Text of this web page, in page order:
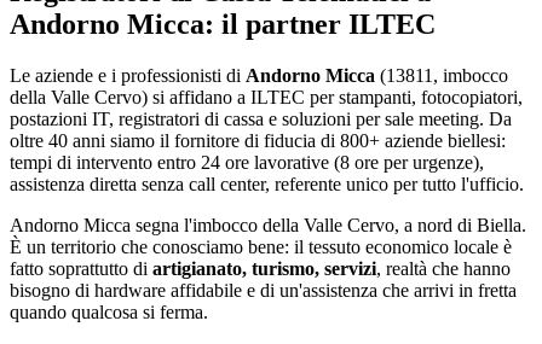
Andorno Micca: il partner ILTEC
Le aziende e i professionisti di Andorno Micca (13811, imbocco
della Valle Cervo) si affidano a ILTEC per stampanti, fotocopiatori,
postazioni IT, registratori di cassa e soluzioni per sale meeting. Da
oltre 40 anni siamo il fornitore di fiducia di 800+ aziende biellesi:
tempi di intervento entro 24 ore lavorative (8 ore per urgenze),
assistenza diretta senza call center, referente unico per tutto l'ufficio.
Andorno Micca segna l'imbocco della Valle Cervo, a nord di Biella.
È un territorio che conosciamo bene: il tessuto economico locale è
fatto soprattutto di artigianato, turismo, servizi, realtà che hanno
bisogno di hardware affidabile e di un'assistenza che arrivi in fretta
quando qualcosa si ferma.